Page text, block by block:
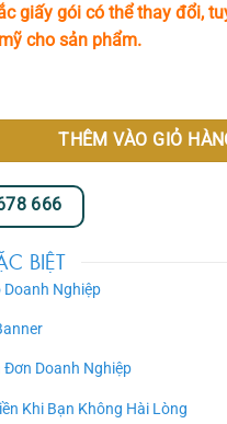
giấy gói có thể thay đổi,
cho sản phẩm.
THÊM VÀO GIỎ
666
BIỆT
Doanh Nghiệp
Đơn Doanh Nghiệp
Khi Bạn Không Hài Lòng